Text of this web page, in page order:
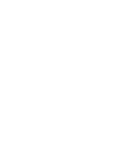
get-started.html